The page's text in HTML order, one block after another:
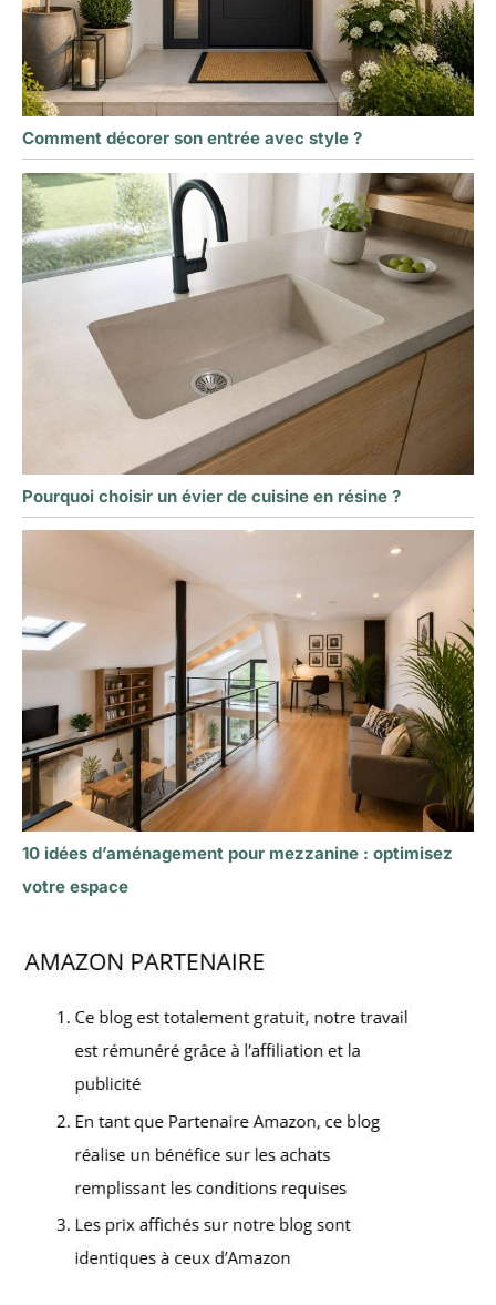
Comment décorer son entrée avec style ?
Pourquoi choisir un évier de cuisine en résine ?
10 idées d’aménagement pour mezzanine : optimisez
votre espace